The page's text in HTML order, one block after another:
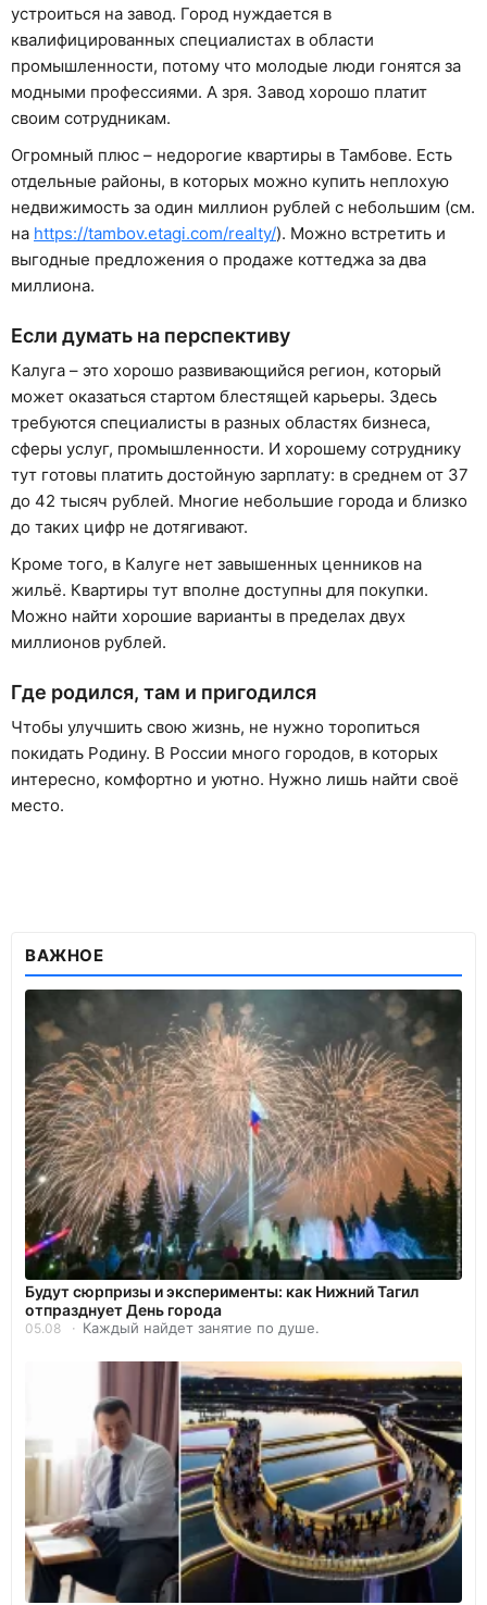
устроиться на завод. Город нуждается в
квалифицированных специалистах в области
промышленности, потому что молодые люди гонятся за
модными профессиями. А зря. Завод хорошо платит
своим сотрудникам.
Огромный плюс – недорогие квартиры в Тамбове. Есть
отдельные районы, в которых можно купить неплохую
недвижимость за один миллион рублей с небольшим (см.
на https://tambov.etagi.com/realty/). Можно встретить и
выгодные предложения о продаже коттеджа за два
миллиона.
Если думать на перспективу
Калуга – это хорошо развивающийся регион, который
может оказаться стартом блестящей карьеры. Здесь
требуются специалисты в разных областях бизнеса,
сферы услуг, промышленности. И хорошему сотруднику
тут готовы платить достойную зарплату: в среднем от 37
до 42 тысяч рублей. Многие небольшие города и близко
до таких цифр не дотягивают.
Кроме того, в Калуге нет завышенных ценников на
жильё. Квартиры тут вполне доступны для покупки.
Можно найти хорошие варианты в пределах двух
миллионов рублей.
Где родился, там и пригодился
Чтобы улучшить свою жизнь, не нужно торопиться
покидать Родину. В России много городов, в которых
интересно, комфортно и уютно. Нужно лишь найти своё
место.
ВАЖНОЕ
Будут сюрпризы и эксперименты: как Нижний Тагил
отпразднует День города
05.08 Каждый найдет занятие по душе.